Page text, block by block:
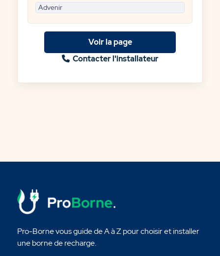
Advenir
Voir la page
Contacter l'installateur
Pro-Borne vous guide de A à Z pour choisir et installer
une borne de recharge.